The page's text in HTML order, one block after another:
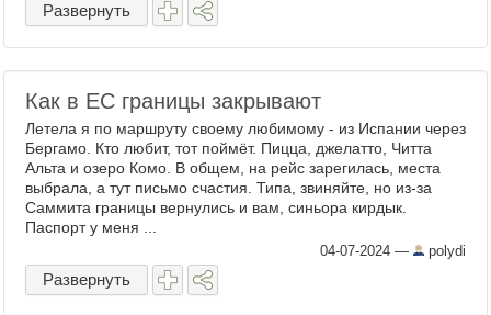
Развернуть
Как в ЕС границы закрывают
Летела я по маршруту своему любимому - из Испании через
Бергамо. Кто любит, тот поймёт. Пицца, джелатто, Читта
Альта и озеро Комо. В общем, на рейс зарегилась, места
выбрала, а тут письмо счастия. Типа, звиняйте, но из-за
Саммита границы вернулись и вам, синьора кирдык.
Паспорт у меня ...
04-07-2024 — polydi
Развернуть